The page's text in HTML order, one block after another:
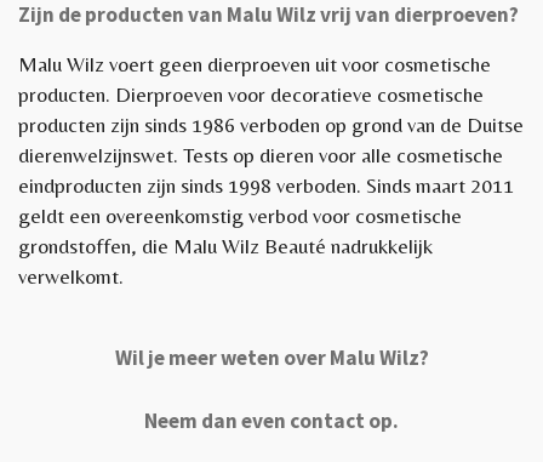
Zijn de producten van Malu Wilz vrij van dierproeven?
Malu Wilz voert geen dierproeven uit voor cosmetische
producten. Dierproeven voor decoratieve cosmetische
producten zijn sinds 1986 verboden op grond van de Duitse
dierenwelzijnswet. Tests op dieren voor alle cosmetische
eindproducten zijn sinds 1998 verboden. Sinds maart 2011
geldt een overeenkomstig verbod voor cosmetische
grondstoffen, die Malu Wilz Beauté nadrukkelijk
verwelkomt.
Wil je meer weten over Malu Wilz?
Neem dan even contact op.